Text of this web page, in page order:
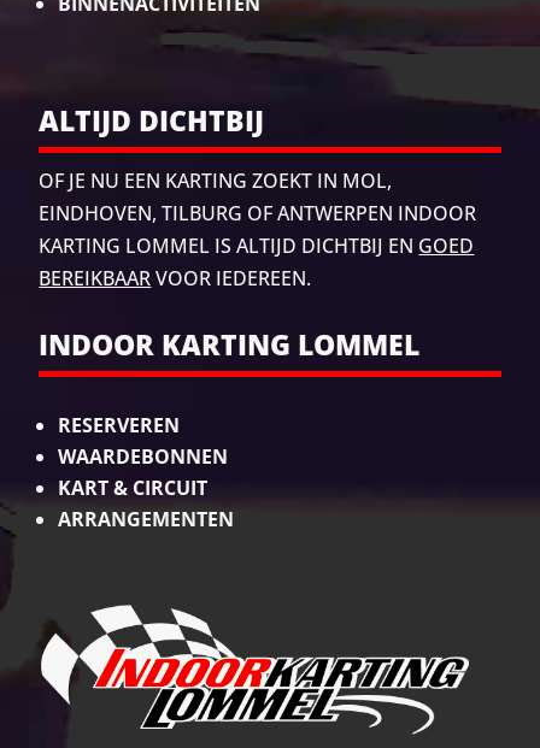
ALTIJD DICHTBIJ
OF JE NU EEN KARTING ZOEKT IN MOL,
EINDHOVEN, TILBURG OF ANTWERPEN INDOOR
KARTING LOMMEL IS ALTIJD DICHTBIJ EN GOED
BEREIKBAARVOOR IEDEREEN.
INDOOR KARTING LOMMEL
RESERVEREN
WAARDEBONNEN
KART & CIRCUIT
ARRANGEMENTEN